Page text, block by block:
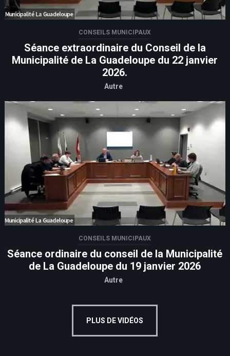
CONSEILS MUNICIPAUX
Séance extraordinaire du Conseil de la
Municipalité de La Guadeloupe du 22 janvier
2026.
Autre
CONSEILS MUNICIPAUX
Séance ordinaire du conseil de la Municipalité
de La Guadeloupe du 19 janvier 2026
Autre
PLUS DE VIDÉOS